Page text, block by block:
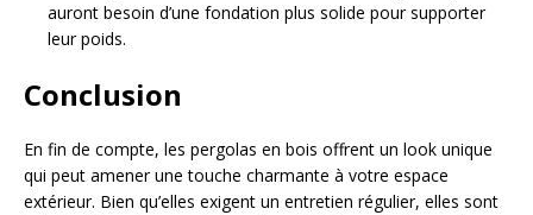
auront besoin d’une fondation plus solide pour supporter
leur poids.
Conclusion
En fin de compte, les pergolas en bois offrent un look unique
qui peut amener une touche charmante à votre espace
extérieur. Bien qu’elles exigent un entretien régulier, elles sont